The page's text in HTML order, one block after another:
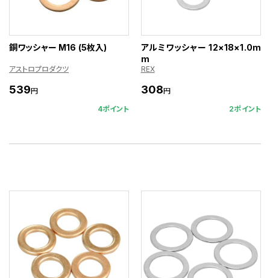
銅ワッシャー M16 (5枚入)
アストロプロダクツ
539円
4ポイント
アルミワッシャー 12×18×1.0m
m
REX
308円
2ポイント